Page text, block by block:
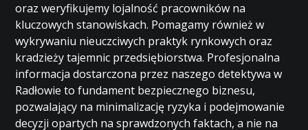
oraz weryfikujemy lojalność pracowników na
kluczowych stanowiskach. Pomagamy również w
wykrywaniu nieuczciwych praktyk rynkowych oraz
kradzieży tajemnic przedsiębiorstwa. Profesjonalna
informacja dostarczona przez naszego detektywa w
Radłowie to fundament bezpiecznego biznesu,
pozwalający na minimalizację ryzyka i podejmowanie
decyzji opartych na sprawdzonych faktach, a nie na